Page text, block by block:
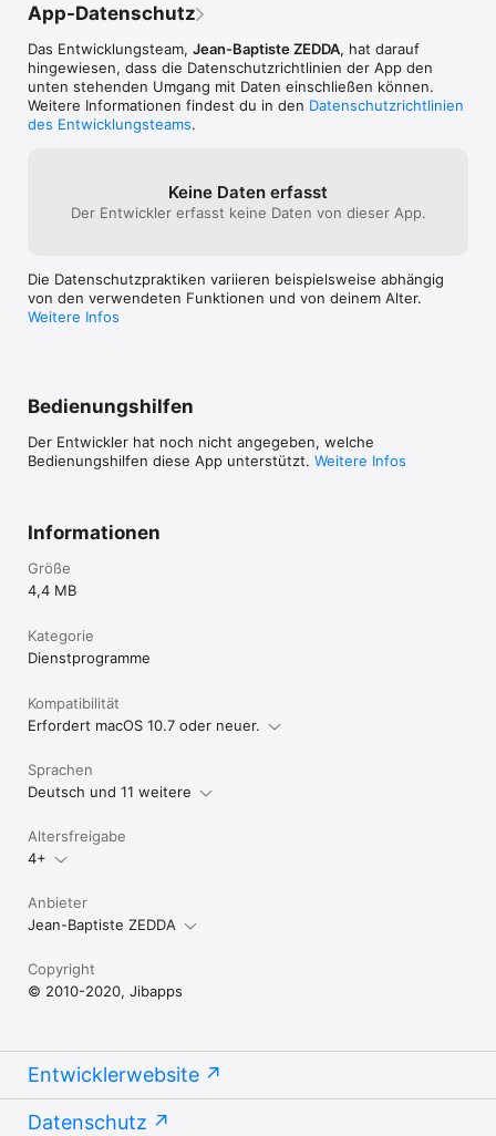
files (check the Support / FAQ section on our website to get
more information and find a solution).
App-Datenschutz
Das Entwicklungsteam, Jean-Baptiste ZEDDA, hat darauf
hingewiesen, dass die Datenschutz­richtlinien der App den
unten stehenden Umgang mit Daten einschließen können.
Weitere Informationen findest du in den Datenschutzrichtlinien
des Entwicklungsteams.
Keine Daten erfasst
Der Entwickler erfasst keine Daten von dieser App.
Die Datenschutzpraktiken variieren beispielsweise abhängig
von den verwendeten Funktionen und von deinem Alter.
Weitere Infos
Bedienungshilfen
Der Entwickler hat noch nicht angegeben, welche
Bedienungshilfen diese App unterstützt. Weitere Infos
Informationen
Größe
4,4 MB
Kategorie
Dienst­programme
Kompatibilität
Erfordert macOS 10.7 oder neuer.
Sprachen
Deutsch und 11 weitere
Altersfreigabe
4+
Anbieter
Jean-Baptiste ZEDDA
Copyright
© 2010-2020, Jibapps
Entwicklerwebsite
Datenschutz